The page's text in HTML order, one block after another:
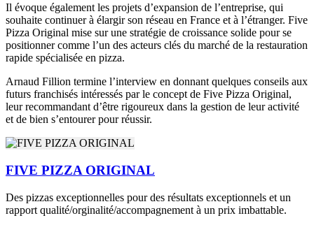
Il évoque également les projets d’expansion de l’entreprise, qui
souhaite continuer à élargir son réseau en France et à l’étranger. Five
Pizza Original mise sur une stratégie de croissance solide pour se
positionner comme l’un des acteurs clés du marché de la restauration
rapide spécialisée en pizza.
Arnaud Fillion termine l’interview en donnant quelques conseils aux
futurs franchisés intéressés par le concept de Five Pizza Original,
leur recommandant d’être rigoureux dans la gestion de leur activité
et de bien s’entourer pour réussir.
FIVE PIZZA ORIGINAL
Des pizzas exceptionnelles pour des résultats exceptionnels et un
rapport qualité/orginalité/accompagnement à un prix imbattable.